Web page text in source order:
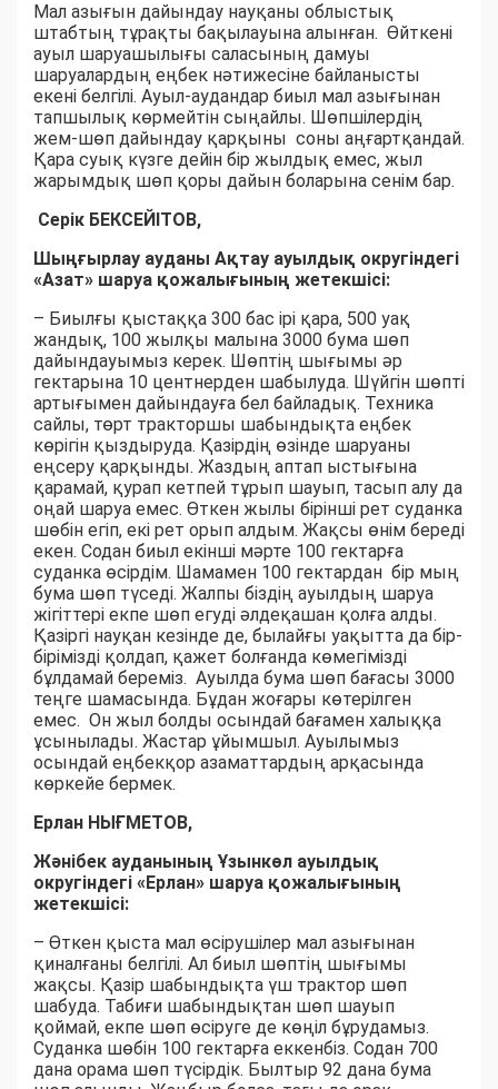
Мал азығын дайындау науқаны облыстық
штабтың тұрақты бақылауына алынған. Өйткені
ауыл шаруашылығы саласының дамуы
шаруалардың еңбек нәтижесіне байланысты
екені белгілі. Ауыл-аудандар биыл мал азығынан
тапшылық көрмейтін сыңайлы. Шөпшілердің
жем-шөп дайындау қарқыны соны аңғартқандай.
Қара суық күзге дейін бір жылдық емес, жыл
жарымдық шөп қоры дайын боларына сенім бар.
Серік БЕКСЕЙІТОВ,
Шыңғырлау ауданы Ақтау ауылдық округіндегі
«Азат» шаруа қожалығының жетекшісі:
– Биылғы қыстаққа 300 бас ірі қара, 500 уақ
жандық, 100 жылқы малына 3000 бума шөп
дайындауымыз керек. Шөптің шығымы әр
гектарына 10 центнерден шабылуда. Шүйгін шөпті
артығымен дайындауға бел байладық. Техника
сайлы, төрт тракторшы шабындықта еңбек
көрігін қыздыруда. Қазірдің өзінде шаруаны
еңсеру қарқынды. Жаздың аптап ыстығына
қарамай, қурап кетпей тұрып шауып, тасып алу да
оңай шаруа емес. Өткен жылы бірінші рет суданка
шөбін егіп, екі рет орып алдым. Жақсы өнім береді
екен. Содан биыл екінші мәрте 100 гектарға
суданка өсірдім. Шамамен 100 гектардан бір мың
бума шөп түседі. Жалпы біздің ауылдың шаруа
жігіттері екпе шөп егуді әлдеқашан қолға алды.
Қазіргі науқан кезінде де, былайғы уақытта да бір-
бірімізді қолдап, қажет болғанда көмегімізді
бұлдамай береміз. Ауылда бума шөп бағасы 3000
теңге шамасында. Бұдан жоғары көтерілген
емес. Он жыл болды осындай бағамен халыққа
ұсынылады. Жастар ұйымшыл. Ауылымыз
осындай еңбекқор азаматтардың арқасында
көркейе бермек.
Ерлан НЫҒМЕТОВ,
Жәнібек ауданының Ұзынкөл ауылдық
округіндегі «Ерлан» шаруа қожалығының
жетекшісі:
– Өткен қыста мал өсірушілер мал азығынан
қиналғаны белгілі. Ал биыл шөптің шығымы
жақсы. Қазір шабындықта үш трактор шөп
шабуда. Табиғи шабындықтан шөп шауып
қоймай, екпе шөп өсіруге де көңіл бұрудамыз.
Суданка шөбін 100 гектарға еккенбіз. Содан 700
дана орама шөп түсірдік. Былтыр 92 дана бума